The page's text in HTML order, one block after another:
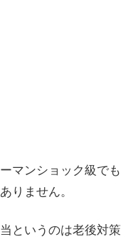
マンショック級でも
りません。
というのは老後対策